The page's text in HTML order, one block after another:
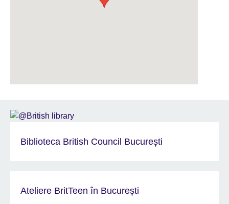
Biblioteca British Council București
Ateliere BritTeen în București